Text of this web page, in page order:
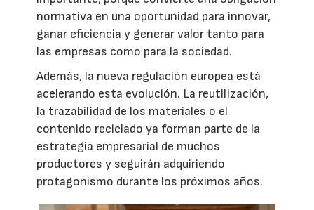
normativa en una oportunidad para innovar,
ganar eficiencia y generar valor tanto para
las empresas como para la sociedad.
Además, la nueva regulación europea está
acelerando esta evolución. La reutilización,
la trazabilidad de los materiales o el
contenido reciclado ya forman parte de la
estrategia empresarial de muchos
productores y seguirán adquiriendo
protagonismo durante los próximos años.